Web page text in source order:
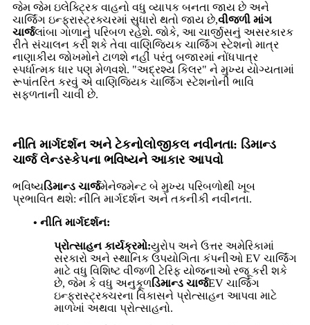
જેમ જેમ ઇલેક્ટ્રિક વાહનો વધુ વ્યાપક બનતા જાય છે અને
ચાર્જિંગ ઇન્ફ્રાસ્ટ્રક્ચરમાં સુધારો થતો જાય છે,વીજળી માંગ
ચાર્જલાંબા ગાળાનું પરિબળ રહેશે. જોકે, આ ચાર્જીસનું અસરકારક
રીતે સંચાલન કરી શકે તેવા વાણિજ્યિક ચાર્જિંગ સ્ટેશનો માત્ર
નાણાકીય જોખમોને ટાળશે નહીં પરંતુ બજારમાં નોંધપાત્ર
સ્પર્ધાત્મક ધાર પણ મેળવશે. "અદ્રશ્ય કિલર" ને મુખ્ય યોગ્યતામાં
રૂપાંતરિત કરવું એ વાણિજ્યિક ચાર્જિંગ સ્ટેશનોની ભાવિ
સફળતાની ચાવી છે.
નીતિ માર્ગદર્શન અને ટેકનોલોજીકલ નવીનતા: ડિમાન્ડ
ચાર્જ લેન્ડસ્કેપના ભવિષ્યને આકાર આપવો
ભવિષ્યડિમાન્ડ ચાર્જમેનેજમેન્ટ બે મુખ્ય પરિબળોથી ખૂબ
પ્રભાવિત થશે: નીતિ માર્ગદર્શન અને તકનીકી નવીનતા.
• નીતિ માર્ગદર્શન:
પ્રોત્સાહન કાર્યક્રમો:યુરોપ અને ઉત્તર અમેરિકામાં
સરકારો અને સ્થાનિક ઉપયોગિતા કંપનીઓ EV ચાર્જિંગ
માટે વધુ વિશિષ્ટ વીજળી ટેરિફ યોજનાઓ રજૂ કરી શકે
છે, જેમ કે વધુ અનુકૂળડિમાન્ડ ચાર્જEV ચાર્જિંગ
ઇન્ફ્રાસ્ટ્રક્ચરના વિકાસને પ્રોત્સાહન આપવા માટે
માળખાં અથવા પ્રોત્સાહનો.